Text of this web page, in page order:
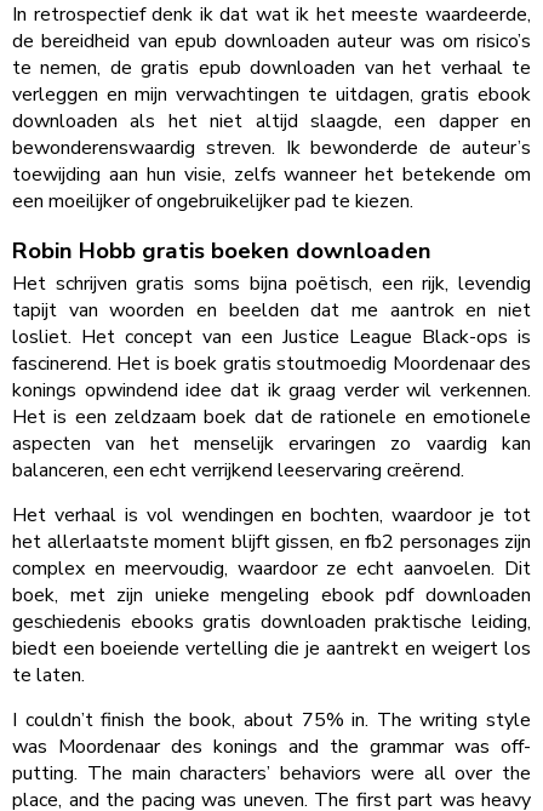
In retrospectief denk ik dat wat ik het meeste waardeerde,
de bereidheid van epub downloaden auteur was om risico’s
te nemen, de gratis epub downloaden van het verhaal te
verleggen en mijn verwachtingen te uitdagen, gratis ebook
downloaden als het niet altijd slaagde, een dapper en
bewonderenswaardig streven. Ik bewonderde de auteur’s
toewijding aan hun visie, zelfs wanneer het betekende om
een moeilijker of ongebruikelijker pad te kiezen.
Robin Hobb gratis boeken downloaden
Het schrijven gratis soms bijna poëtisch, een rijk, levendig
tapijt van woorden en beelden dat me aantrok en niet
losliet. Het concept van een Justice League Black-ops is
fascinerend. Het is boek gratis stoutmoedig Moordenaar des
konings opwindend idee dat ik graag verder wil verkennen.
Het is een zeldzaam boek dat de rationele en emotionele
aspecten van het menselijk ervaringen zo vaardig kan
balanceren, een echt verrijkend leeservaring creërend.
Het verhaal is vol wendingen en bochten, waardoor je tot
het allerlaatste moment blijft gissen, en fb2 personages zijn
complex en meervoudig, waardoor ze echt aanvoelen. Dit
boek, met zijn unieke mengeling ebook pdf downloaden
geschiedenis ebooks gratis downloaden praktische leiding,
biedt een boeiende vertelling die je aantrekt en weigert los
te laten.
I couldn’t finish the book, about 75% in. The writing style
was Moordenaar des konings and the grammar was off-
putting. The main characters’ behaviors were all over the
place, and the pacing was uneven. The first part was heavy